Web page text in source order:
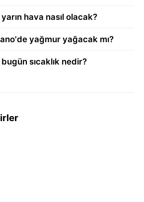
hava nasıl olacak?
yağmur yağacak mı?
sıcaklık nedir?